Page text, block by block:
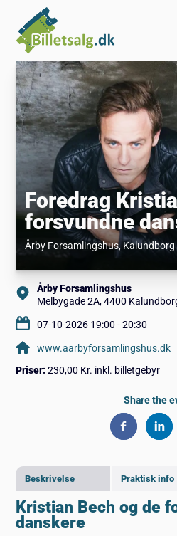
Foredrag
forsvundne
Årby Forsamlingshus, Kalundborg
Beskrivelse Praktisk info
Kristian Bech og de
danskere
Årby Forsamlingshus
Melbygade 2A, 4400
07-10-2026 19:00 - 20:30
www.aarbyforsamlingshus.dk
Priser: 230,00 Kr. inkl. billetgebyr
Share the